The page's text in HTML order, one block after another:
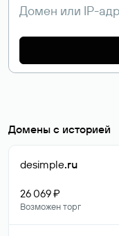
Домены с историей
desimple.ru
26 069 ₽
Возможен торг